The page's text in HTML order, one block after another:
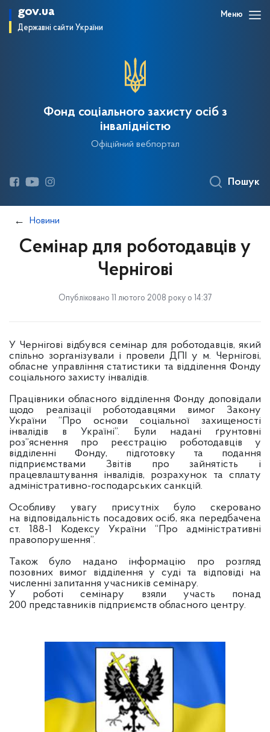
gov.ua
Державні сайти України
Меню
Фонд соціального захисту осіб з
інвалідністю
Офіційний вебпортал
Пошук
Новини
Семінар для роботодавців у
Чернігові
Опубліковано 11 лютого 2008 року о 14:37
У Чернігові відбувся семінар для роботодавців, який
спільно зорганізували і провели ДПІ у м. Чернігові,
обласне управління статистики та відділення Фонду
соціального захисту інвалідів.
Працівники обласного відділення Фонду доповідали
щодо реалізації роботодавцями вимог Закону
України “Про основи соціальної захищеності
інвалідів в Україні”. Були надані ґрунтовні
роз”яснення про реєстрацію роботодавців у
відділенні Фонду, підготовку та подання
підприємствами Звітів про зайнятість і
працевлаштування інвалідів, розрахунок та сплату
адміністративно-господарських санкцій.
Особливу увагу присутніх було скеровано
на відповідальність посадових осіб, яка передбачена
ст. 188-1 Кодексу України “Про адміністративні
правопорушення”.
Також було надано інформацію про розгляд
позовних вимог відділення у суді та відповіді на
численні запитання учасників семінару.
У роботі семінару взяли участь понад
200 представників підприємств обласного центру.